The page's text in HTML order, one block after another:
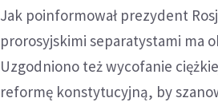
Jak poinformował prezydent
prorosyjskimi separatystami ma
Uzgodniono też wycofanie
reformę konstytucyjną, by